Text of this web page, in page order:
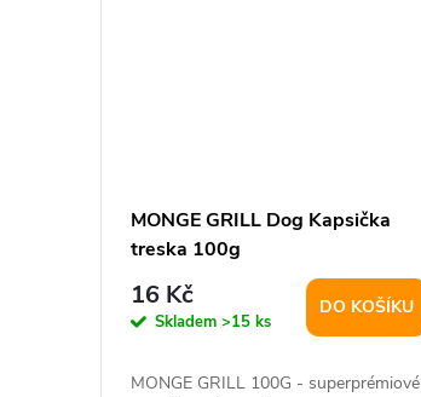
MONGE GRILL Dog Kapsička
treska 100g
16 Kč
Skladem >15 ks
DO KOŠÍKU
MONGE GRILL 100G - superprémiové